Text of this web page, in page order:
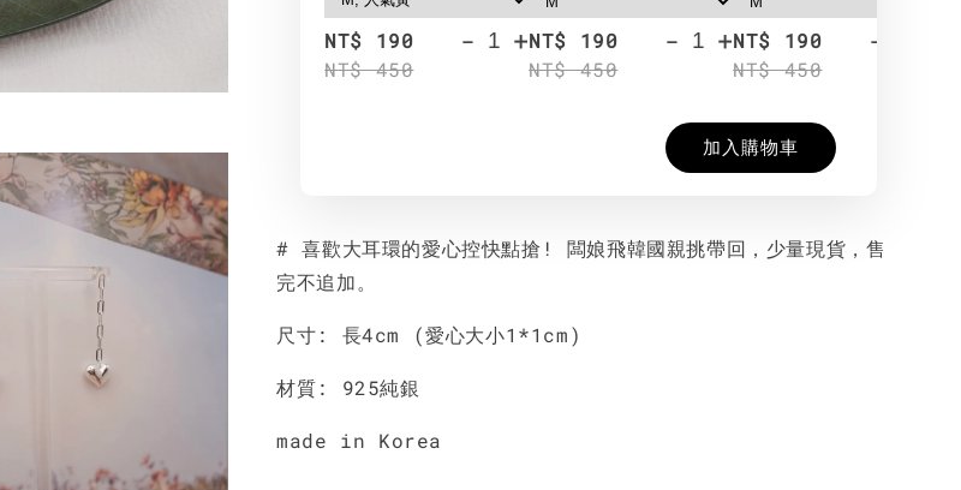
NT$ 190
NT$ 450
- +NT$ 190
NT$ 450
- +NT$ 190
NT$ 450
-
加入購物車
# 喜歡大耳環的愛心控快點搶! 闆娘飛韓國親挑帶回，少量現貨，售
完不追加。
尺寸: 長4cm (愛心大小1*1cm)
材質: 925純銀
made in Korea